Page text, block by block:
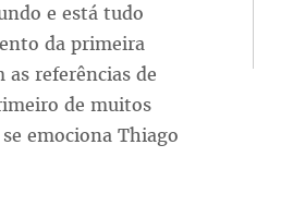
e está tudo
da primeira
referências de
de muitos
emociona Thiago